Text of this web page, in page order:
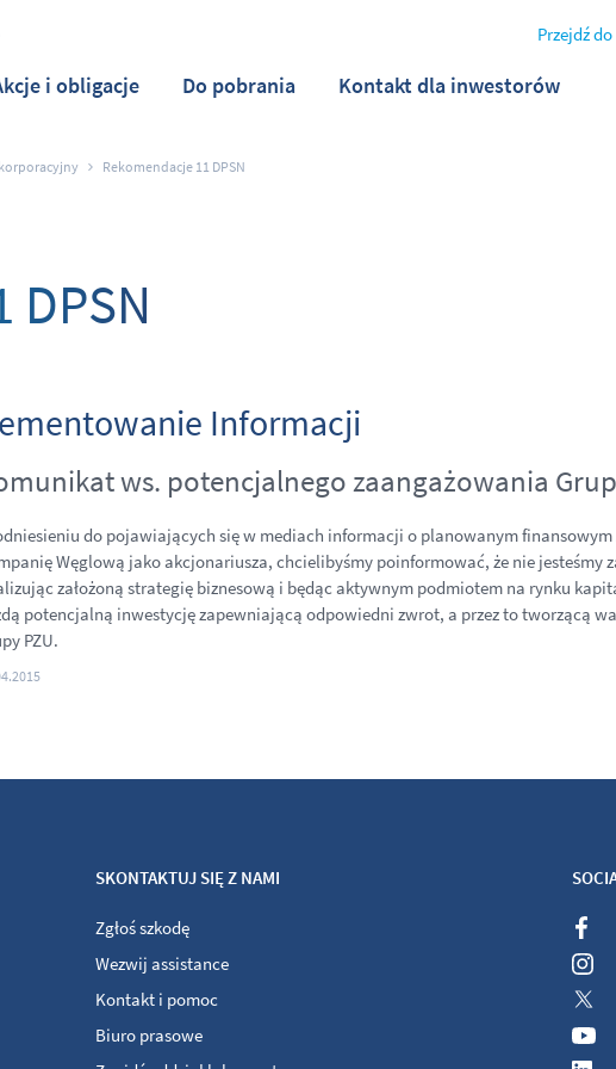
i obligacje Do pobrania Kontakt dla inwestorów
Przejdź
Rekomendacje 11 DPSN
DPSN
Informacji
ws. potencjalnego zaangażowania
do pojawiających się w mediach informacji o planowanym finansowym
Węglową jako akcjonariusza, chcielibyśmy poinformować, że nie jesteśmy
założoną strategię biznesową i będąc aktywnym podmiotem na rynku
potencjalną inwestycję zapewniającą odpowiedni zwrot, a przez to tworzącą
PZU.
SKONTAKTUJ SIĘ Z NAMI
Zgłoś szkodę
Wezwij assistance
Kontakt i pomoc
Biuro prasowe